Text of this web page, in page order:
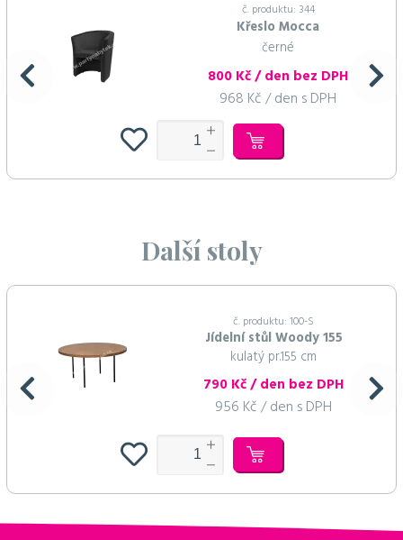
č. produktu: 344
Křeslo Mocca
černé
800 Kč / den bez DPH
968 Kč / den s DPH
Další stoly
č. produktu: 100-S
Jídelní stůl Woody 155
kulatý pr.155 cm
790 Kč / den bez DPH
956 Kč / den s DPH